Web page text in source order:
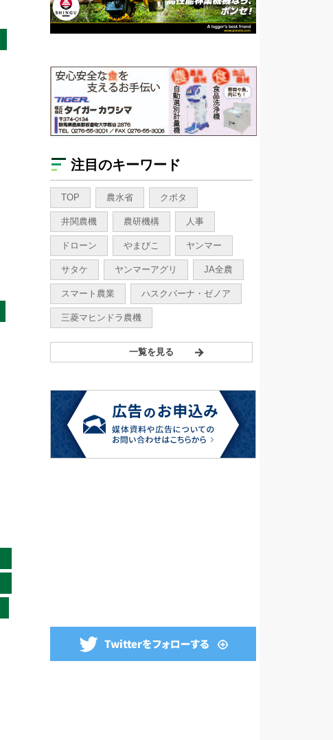
注目のキーワード
TOP 農水省 クボタ
井関農機 農研機構 人事
ドローン やまびこ ヤンマー
サタケ ヤンマーアグリ JA全農
スマート農業 ハスクバーナ・ゼノア
三菱マヒンドラ農機
一覧を見る